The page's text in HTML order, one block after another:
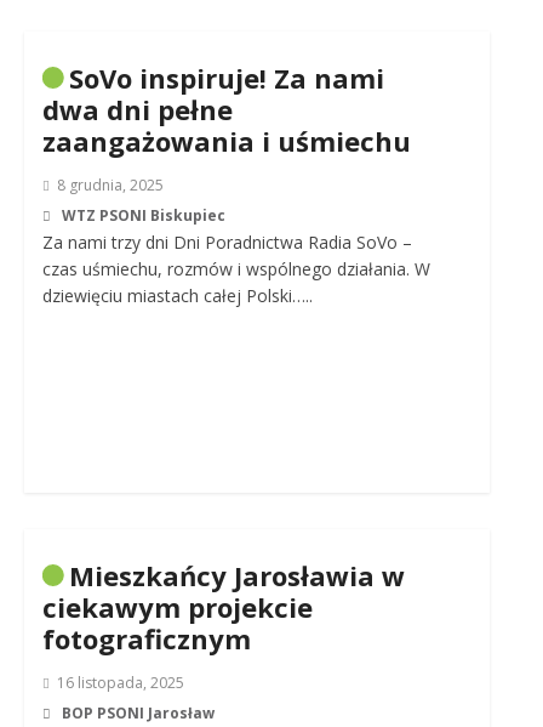
SoVo inspiruje! Za nami
dwa dni pełne
zaangażowania i uśmiechu
8 grudnia, 2025
WTZ PSONI Biskupiec
Za nami trzy dni Dni Poradnictwa Radia SoVo –
czas uśmiechu, rozmów i wspólnego działania. W
dziewięciu miastach całej Polski…..
Mieszkańcy Jarosławia w
ciekawym projekcie
fotograficznym
16 listopada, 2025
BOP PSONI Jarosław